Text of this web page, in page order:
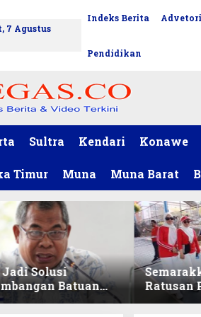
7 Agustus
Indeks Berita
Pendidikan
Sultra Kendari Konawe
Timur Muna Muna Barat
Jadi Solusi
Batuan
ex-Golongan
Ratusan